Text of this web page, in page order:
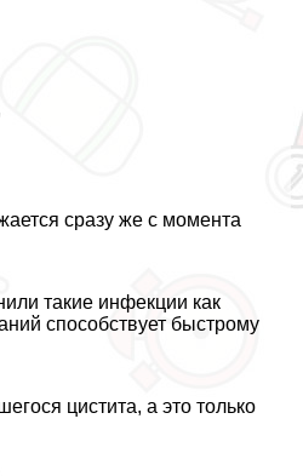
сразу же с момента
такие инфекции как
способствует быстрому
цистита, а это только